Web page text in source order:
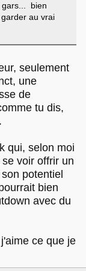
gars... bien
au vrai
seulement
une
de
tu dis,
qui, selon moi
voir offrir un
potentiel
bien
avec du
ce que je